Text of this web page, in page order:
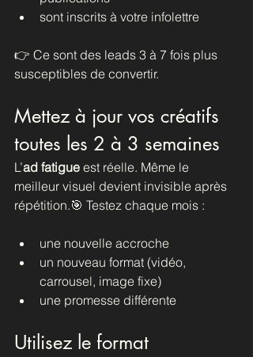
sont inscrits à votre infolettre
👉 Ce sont des leads 3 à 7 fois plus
susceptibles de convertir.
Mettez à jour vos créatifs
toutes les 2 à 3 semaines
L’ad fatigue est réelle. Même le
meilleur visuel devient invisible après
répétition.🎯 Testez chaque mois :
une nouvelle accroche
un nouveau format (vidéo,
carrousel, image fixe)
une promesse différente
Utilisez le format